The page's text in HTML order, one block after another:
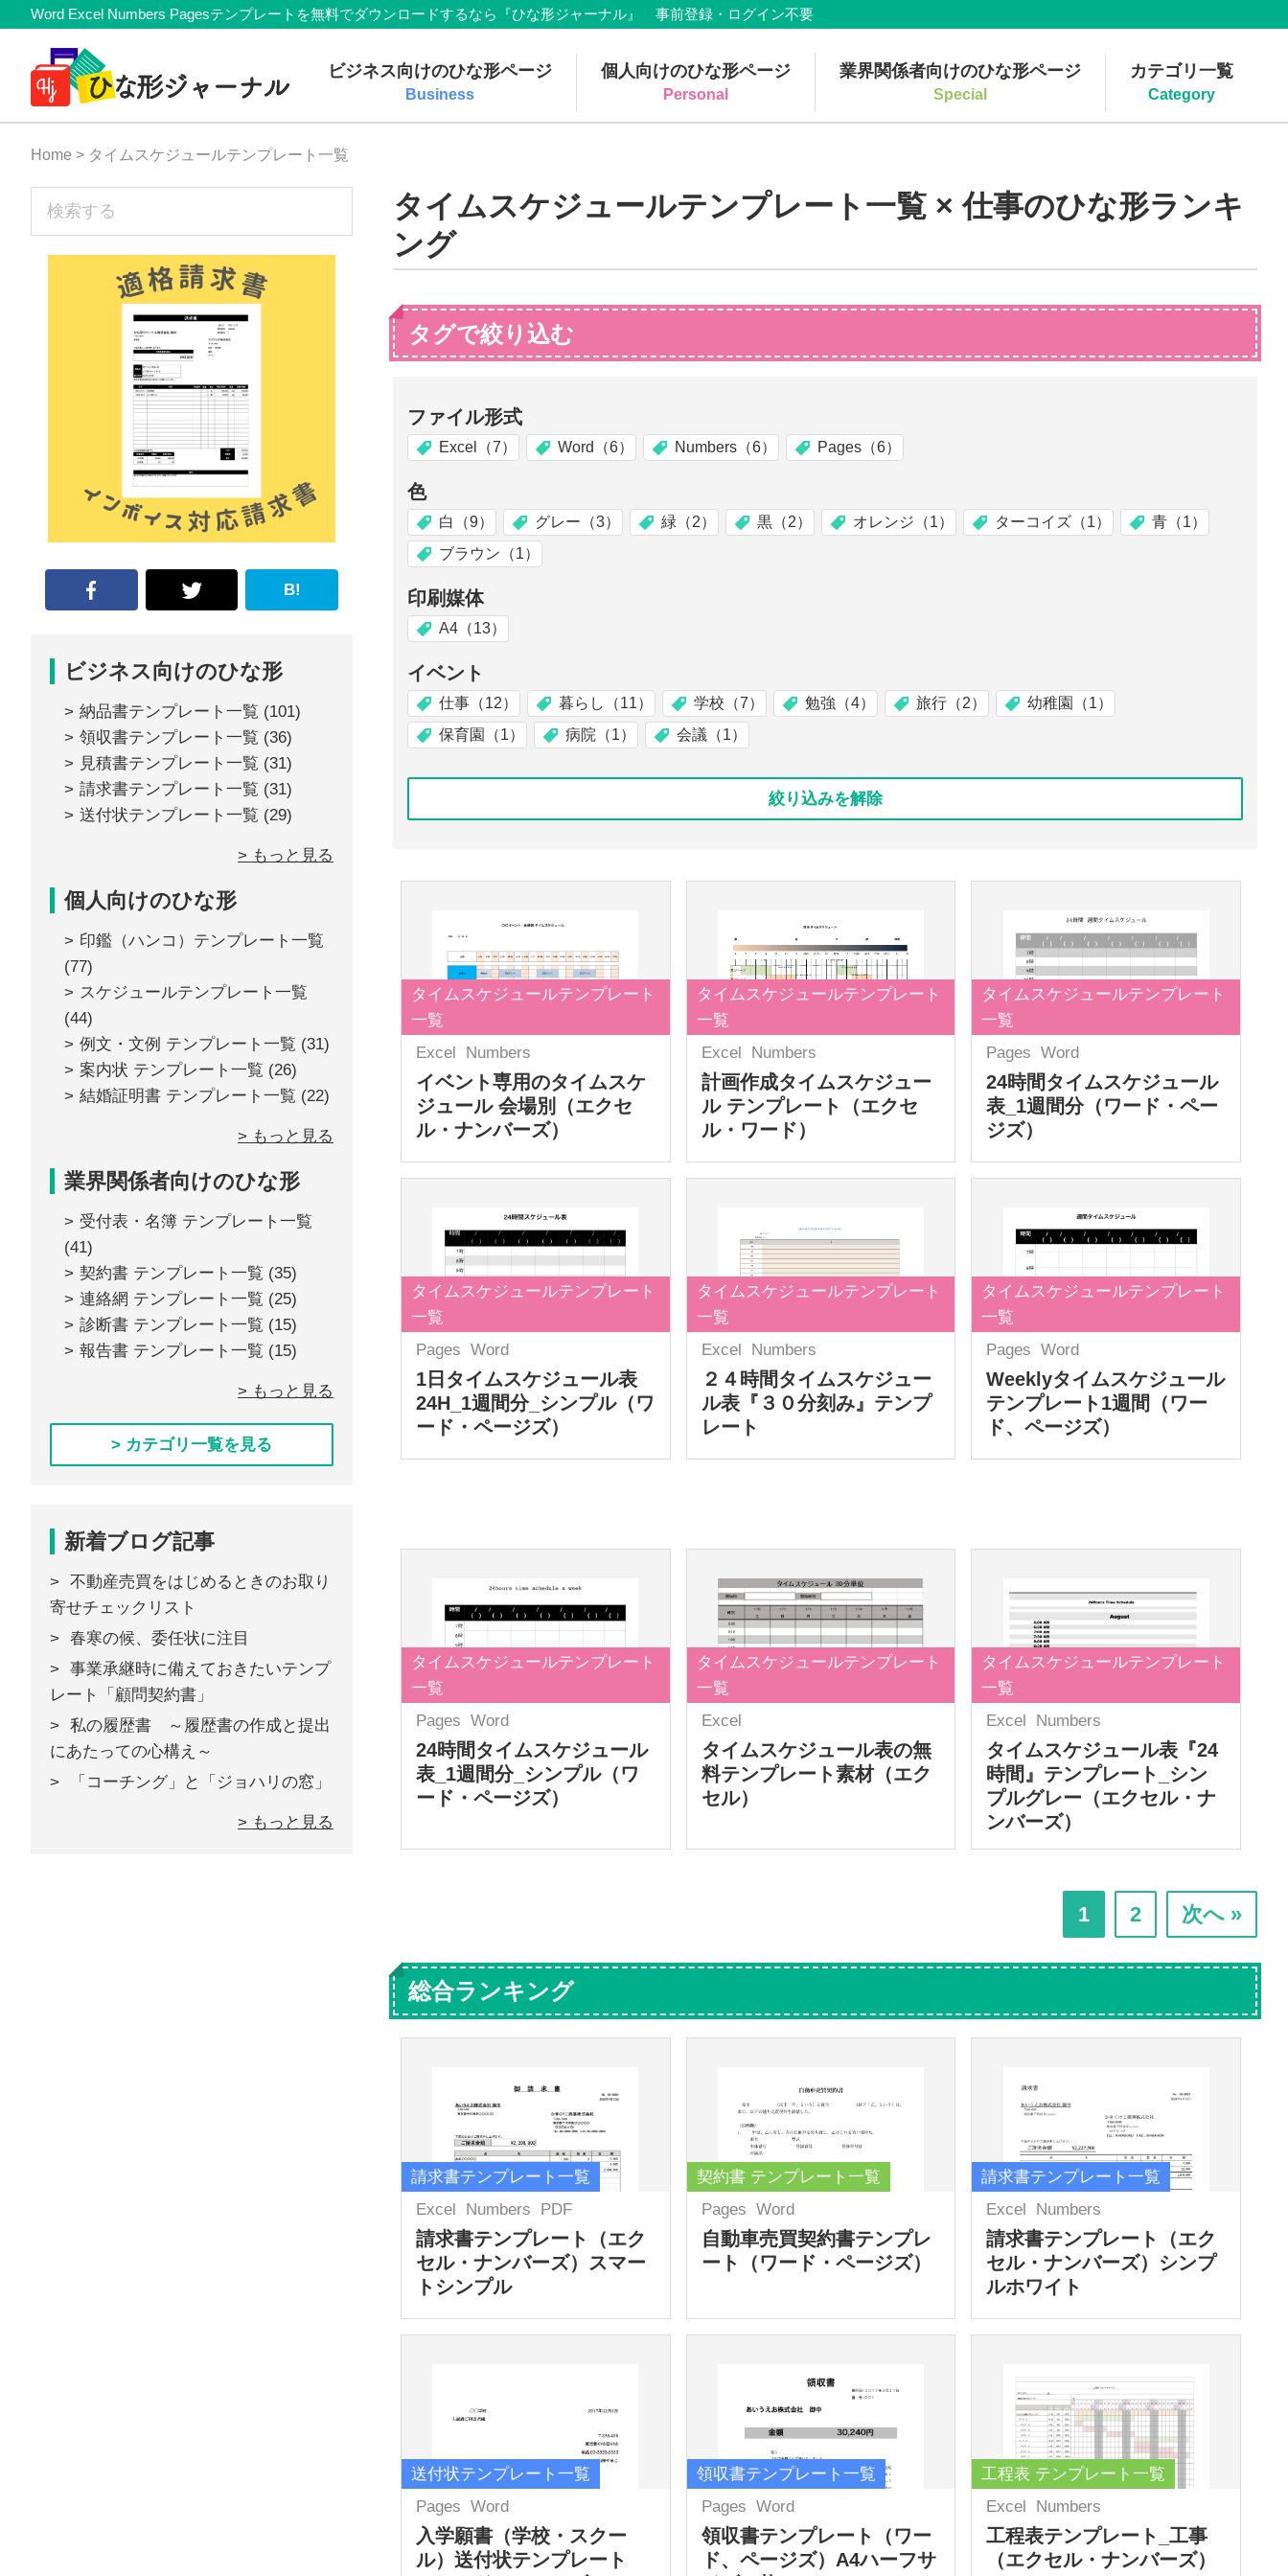
Skip
primary
navigation
Skip
content
Skip
primary
sidebar
Skip
footer
Member
Navigation
Word Excel Numbers Pagesテンプレートを無料でダウンロードするなら『ひな形ジャーナル』 事前登録・ログイン不要
料
テ
ン
レ
形
ジ
ャ
ー
ナ
ビジネス向けのひな形ページ
Business
個人向けのひな形ページ
Personal
業界関係者向けのひな形ページ
Special
カテゴリ一覧
Category
Home > タイムスケジュールテンプレート一覧
タイムスケジュールテンプレート一覧 × 仕事のひな形ランキ
ング
タグで絞り込む
ファイル形式
Excel（7） Word（6） Numbers（6） Pages（6）
色
白（9） グレー（3） 緑（2） 黒（2） オレンジ（1） ターコイズ（1）
青（1）
ブラウン（1）
印刷媒体
A4（13）
イベント
仕事（12） 暮らし（11） 学校（7） 勉強（4） 旅行（2）
幼稚園（1）
保育園（1）
病院（1） 会議（1）
絞り込みを解除
タイムスケジュールテンプレート
一覧
Excel
Numbers
イベント専用のタイムスケ
ジュール 会場別（エクセ
ル・ナンバーズ）
タイムスケジュールテンプレート
一覧
Excel
Numbers
計画作成タイムスケジュー
ル テンプレート（エクセ
ル・ワード）
タイムスケジュールテンプレート
一覧
Pages Word
24時間タイムスケジュール
表_1週間分（ワード・ペー
ジズ）
タイムスケジュールテンプレート
一覧
Pages Word
1日タイムスケジュール表
24H_1週間分_シンプル（ワ
ード・ページズ）
タイムスケジュールテンプレート
一覧
Excel
Numbers
２４時間タイムスケジュー
ル表『３０分刻み』テンプ
レート
タイムスケジュールテンプレート
一覧
Pages Word
Weeklyタイムスケジュール
テンプレート1週間（ワー
ド、ページズ）
タイムスケジュールテンプレート
一覧
Pages Word
24時間タイムスケジュール
表_1週間分_シンプル（ワ
ード・ページズ）
タイムスケジュールテンプレート
一覧
Excel
タイムスケジュール表の無
料テンプレート素材（エク
セル）
タイムスケジュールテンプレート
一覧
Excel
Numbers
タイムスケジュール表『24
時間』テンプレート_シン
プルグレー（エクセル・ナ
ンバーズ）
次
ー
1
次
ー
2 次へ »
総合ランキング
請求書テンプレート一覧
Excel
Numbers PDF
請求書テンプレート（エク
セル・ナンバーズ）スマー
トシンプル
契約書 テンプレート一覧
Pages Word
自動車売買契約書テンプレ
ート（ワード・ページズ）
請求書テンプレート一覧
Excel
Numbers
請求書テンプレート（エク
セル・ナンバーズ）シンプ
ルホワイト
送付状テンプレート一覧
Pages Word
入学願書（学校・スクー
ル）送付状テンプレート
領収書テンプレート一覧
Pages Word
領収書テンプレート（ワー
ド、ページズ）A4ハーフサ
工程表 テンプレート一覧
Excel
Numbers
工程表テンプレート_工事
（エクセル・ナンバーズ）
sidebar
B!
ビジネス向けのひな形
納品書テンプレート一覧 (101)
領収書テンプレート一覧 (36)
見積書テンプレート一覧 (31)
請求書テンプレート一覧 (31)
送付状テンプレート一覧 (29)
> もっと見る
個人向けのひな形
印鑑（ハンコ）テンプレート一覧
(77)
スケジュールテンプレート一覧
(44)
例文・文例 テンプレート一覧 (31)
案内状 テンプレート一覧 (26)
結婚証明書 テンプレート一覧 (22)
> もっと見る
業界関係者向けのひな形
受付表・名簿 テンプレート一覧
(41)
契約書 テンプレート一覧 (35)
連絡網 テンプレート一覧 (25)
診断書 テンプレート一覧 (15)
報告書 テンプレート一覧 (15)
> もっと見る
> カテゴリ一覧を見る
新着ブログ記事
不動産売買をはじめるときのお取り
寄せチェックリスト
春寒の候、委任状に注目
事業承継時に備えておきたいテンプ
レート「顧問契約書」
私の履歴書 ～履歴書の作成と提出
にあたっての心構え～
「コーチング」と「ジョハリの窓」
> もっと見る